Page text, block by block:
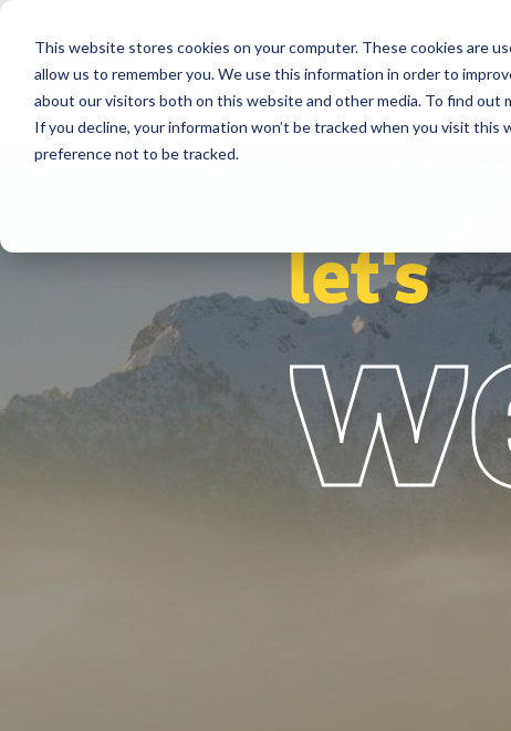
This website stores cookies on your computer. These cookies are
allow us to remember you. We use this information in order to
about our visitors both on this website and other media. To find out
If you decline, your information won’t be tracked when you visit
preference not to be tracked.
Destinazioni Soluzioni Referenze
let's